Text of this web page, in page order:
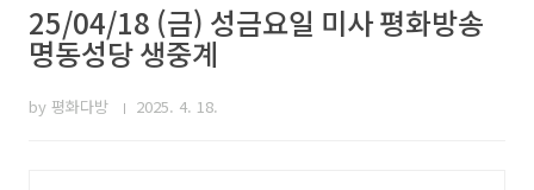
25/04/18 (금) 성금요일 미사 평화방송
명동성당 생중계
by 평화다방 2025. 4. 18.